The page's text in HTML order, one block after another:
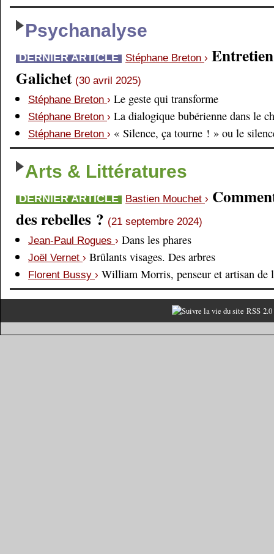
Psychanalyse
DERNIER ARTICLE Stéphane Breton ›
Galichet (30 avril 2025)
Stéphane Breton › Le geste qui transforme
Stéphane Breton › La dialogique bubérienne dans le
Stéphane Breton › « Silence, ça tourne ! » ou le
Arts & Littératures
DERNIER ARTICLE Bastien Mouchet ›
des rebelles ? (21 septembre 2024)
Jean-Paul Rogues › Dans les phares
Joël Vernet › Brûlants visages. Des arbres
Florent Bussy › William Morris, penseur et artisan de
RSS 2.0